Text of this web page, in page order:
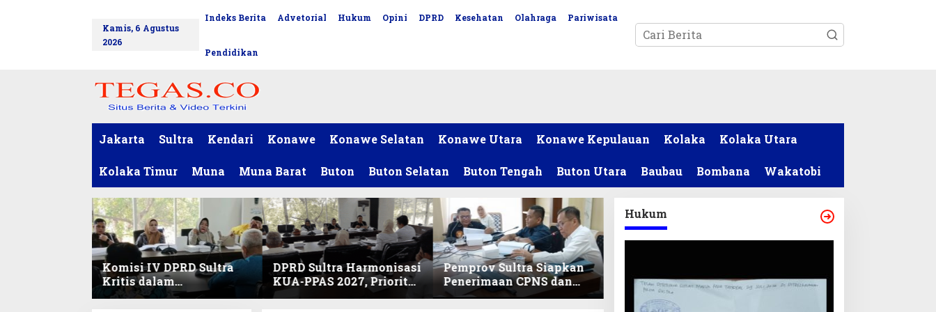
Kamis, 6 Agustus
2026
Indeks Berita Advetorial Hukum Opini DPRD Kesehatan Olahraga Pariwisata
Pendidikan
Jakarta Sultra Kendari Konawe Konawe Selatan Konawe Utara Konawe Kepulauan Kolaka Kolaka Utara
Kolaka Timur Muna Muna Barat Buton Buton Selatan Buton Tengah Buton Utara Baubau Bombana Wakatobi
Komisi IV DPRD Sultra
Kritis dalam
Harmonisasi KUA-PPAS
DPRD Sultra Harmonisasi
KUA-PPAS 2027, Prioritas
Pendidikan, Kebudayaan,
Pemprov Sultra Siapkan
Penerimaan CPNS dan
PPPK 2027, DPRD Sultra
Hukum